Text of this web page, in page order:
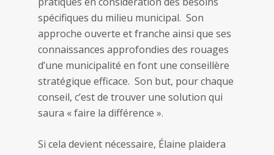
spécifiques du milieu municipal. Son
approche ouverte et franche ainsi que ses
connaissances approfondies des rouages
d’une municipalité en font une conseillère
stratégique efficace. Son but, pour chaque
conseil, c’est de trouver une solution qui
saura « faire la différence ».
Si cela devient nécessaire, Élaine plaidera